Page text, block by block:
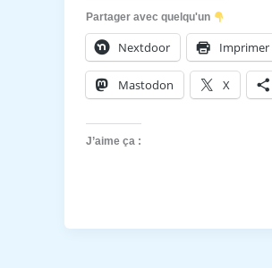
Partager avec quelqu'un
Nextdoor Imprimer
Mastodon X
J’aime ça :